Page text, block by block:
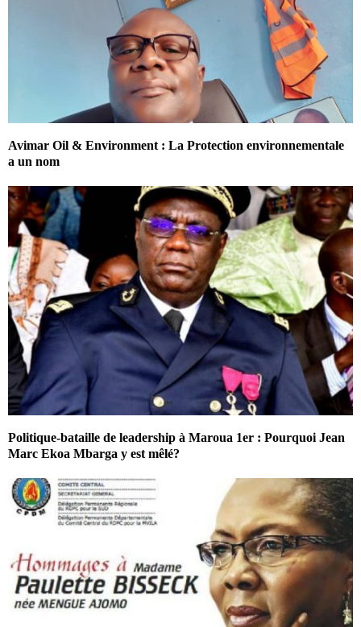
Avimar Oil & Environment : La Protection environnementale
a un nom
Politique-bataille de leadership à Maroua 1er : Pourquoi Jean
Marc Ekoa Mbarga y est mêlé?